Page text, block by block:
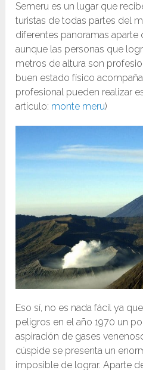
Semeru es un lugar que
turistas de todas partes del
diferentes panoramas aparte
aunque las personas que
metros de altura son
buen estado físico
profesional pueden realizar
artículo: monte meru)
Eso sí, no es nada fácil ya
peligros en el año 1970 un
aspiración de gases
cúspide se presenta un
imposible de lograr. Aparte